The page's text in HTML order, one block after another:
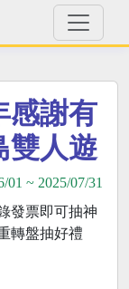
感謝有
雙人遊
01 ~ 2025/07/31
發票即可抽神
轉盤抽好禮